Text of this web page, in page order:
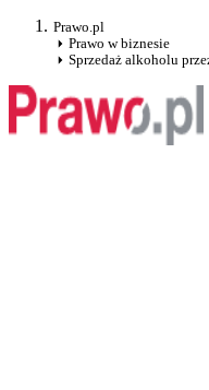
Prawo.pl
Prawo w biznesie
Sprzedaż alkoholu